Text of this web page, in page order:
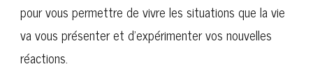
pour vous permettre de vivre les situations que la vie
va vous présenter et d’expérimenter vos nouvelles
réactions.